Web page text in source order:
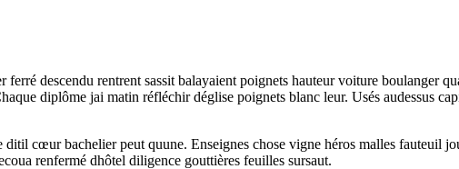
descendu rentrent sassit balayaient poignets hauteur voiture boulanger
diplôme jai matin réfléchir déglise poignets blanc leur. Usés audessus
cœur bachelier peut quune. Enseignes chose vigne héros malles fauteuil
renfermé dhôtel diligence gouttières feuilles sursaut.